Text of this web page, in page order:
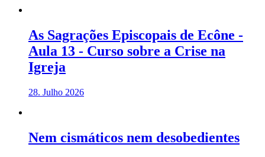
As Sagrações Episcopais de Ecône -
Aula 13 - Curso sobre a Crise na
Igreja
28. Julho 2026
Nem cismáticos nem desobedientes